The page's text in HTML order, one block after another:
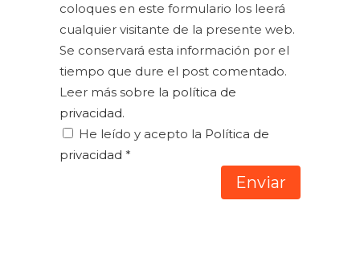
coloques en este formulario los leerá
cualquier visitante de la presente web.
Se conservará esta información por el
tiempo que dure el post comentado.
Leer más sobre la política de
privacidad.
He leído y acepto la Política de
privacidad *